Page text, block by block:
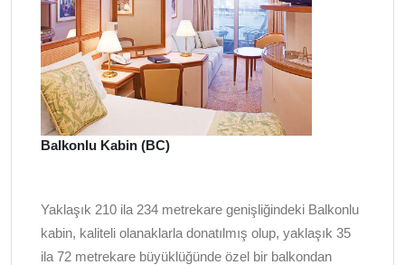
Balkonlu Kabin (BC)
Yaklaşık 210 ila 234 metrekare genişliğindeki Balkonlu
kabin, kaliteli olanaklarla donatılmış olup, yaklaşık 35
ila 72 metrekare büyüklüğünde özel bir balkondan